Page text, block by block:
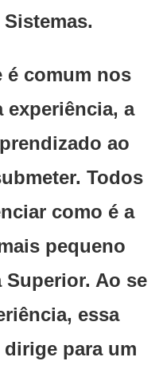
é comum nos
experiência, a
ao
Todos
como é a
pequeno
Superior. Ao se
essa
dirige para um